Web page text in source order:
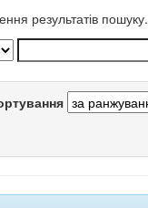
результатів пошуку.